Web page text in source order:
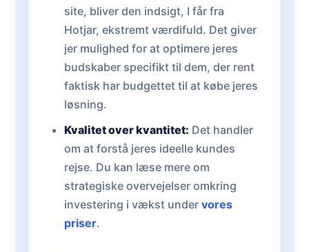
site, bliver den indsigt, I får fra
Hotjar, ekstremt værdifuld. Det giver
jer mulighed for at optimere jeres
budskaber specifikt til dem, der rent
faktisk har budgettet til at købe jeres
løsning.
Kvalitet over kvantitet: Det handler
om at forstå jeres ideelle kundes
rejse. Du kan læse mere om
strategiske overvejelser omkring
investering i vækst under vores
priser.